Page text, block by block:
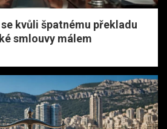
kvůli špatnému překladu
smlouvy málem